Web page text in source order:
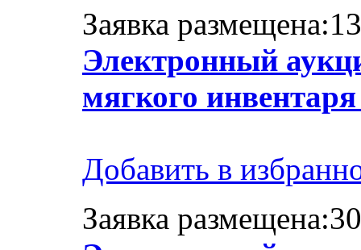
Заявка
Электронный
мягкого
Добавить в
Заявка